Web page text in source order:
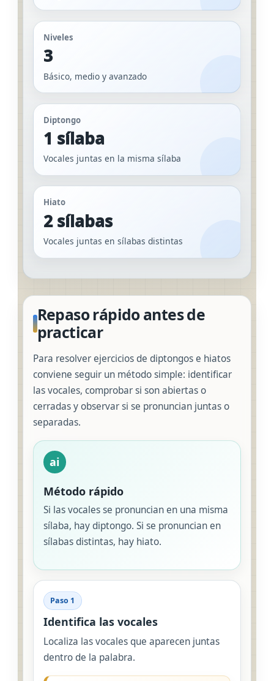
Niveles
3
Básico, medio y avanzado
Diptongo
1 sílaba
Vocales juntas en la misma sílaba
Hiato
2 sílabas
Vocales juntas en sílabas distintas
Repaso rápido antes de
practicar
Para resolver ejercicios de diptongos e hiatos
conviene seguir un método simple: identificar
las vocales, comprobar si son abiertas o
cerradas y observar si se pronuncian juntas o
separadas.
ai
Método rápido
Si las vocales se pronuncian en una misma
sílaba, hay diptongo. Si se pronuncian en
sílabas distintas, hay hiato.
Paso 1
Identifica las vocales
Localiza las vocales que aparecen juntas
dentro de la palabra.